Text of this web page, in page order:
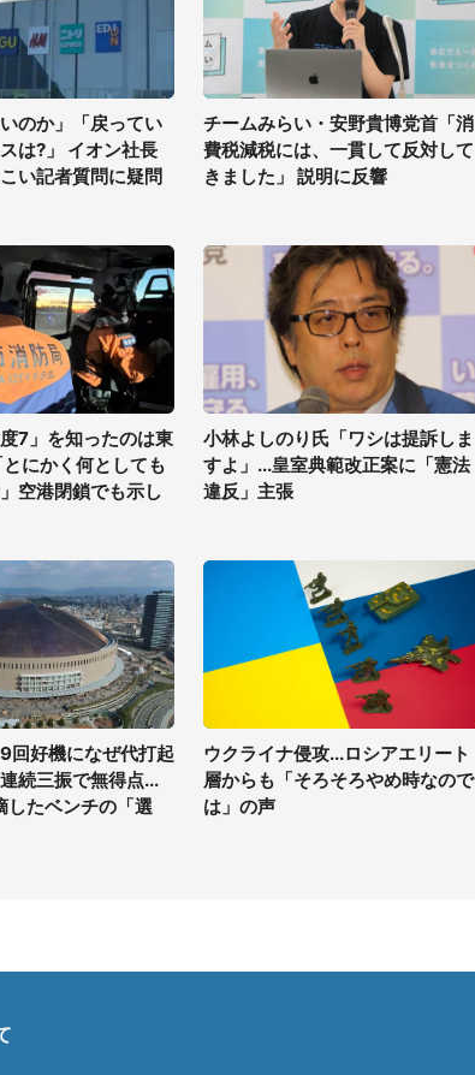
いのか」「戻ってい
は?」 イオン社長
い記者質問に疑問
チームみらい・安野貴博党首「消
費税減税には、一貫して反対して
きました」 説明に反響
7」を知ったのは東
にかく何としても
空港閉鎖でも示し
小林よしのり氏「ワシは提訴しま
すよ」...皇室典範改正案に「憲法
違反」主張
9回好機になぜ代打起
続三振で無得点...
したベンチの「選
ウクライナ侵攻...ロシアエリート
層からも「そろそろやめ時なので
は」の声